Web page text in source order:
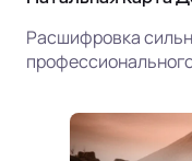
Расшифровка